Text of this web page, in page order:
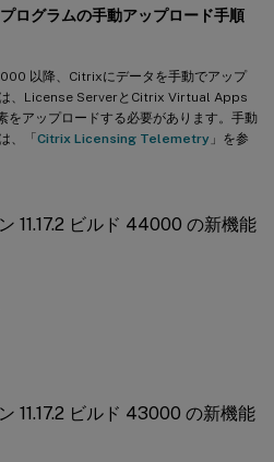
ログラムの手動アップロード手順
以降、Citrixにデータを手動でアップ
は、License ServerとCitrix Virtual Apps
アップロードする必要があります。手動
、「Citrix Licensing Telemetry 」を参
11.17.2 ビルド 44000 の新機能
11.17.2 ビルド 43000 の新機能